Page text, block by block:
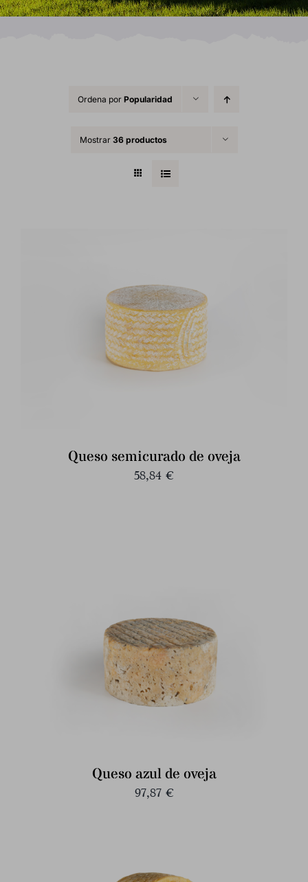
Ordena por Popularidad
Mostrar 36 productos
Queso semicurado de oveja
58,84 €
Queso azul de oveja
97,87 €